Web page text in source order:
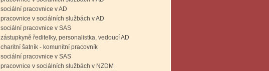
sociální pracovnice v AD
pracovnice v sociálních službách v AD
sociální pracovnice v SAS
zástupkyně ředitelky, personalistka, vedoucí AD
charitní šatník - komunitní pracovník
sociální pracovnice v SAS
pracovnice v sociálních službách v NZDM